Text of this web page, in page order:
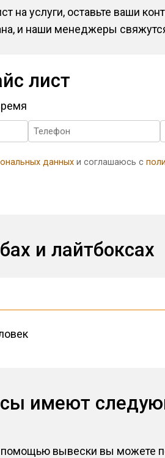
на услуги, оставьте ваши
и наши менеджеры
лист
данныхи соглашаюсь с
и лайтбоксах
имеют
помощью вывески вы можете